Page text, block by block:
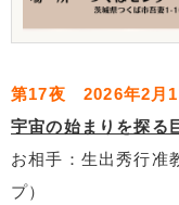
第17夜 2026年2月
宇宙の始まりを探
お相手：生出秀行准
プ）